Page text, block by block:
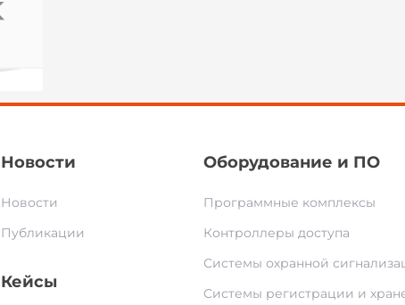
Новости
Новости
Публикации
Кейсы
Оборудование и ПО
Программные комплексы
Контроллеры доступа
Системы охранной
Системы регистрации и